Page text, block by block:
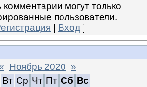
комментарии могут только
пользователи.
Вход ]
« Ноябрь 2020 »
Вт Ср Чт Пт Сб Вс